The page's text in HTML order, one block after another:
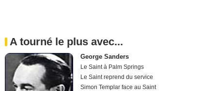
A tourné le plus avec...
George Sanders
Le Saint à Palm Springs
Le Saint reprend du service
Simon Templar face au Saint